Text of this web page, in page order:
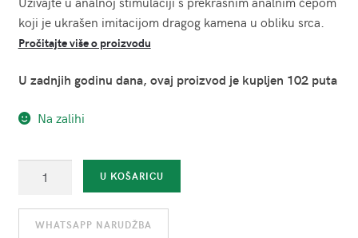
koji je ukrašen imitacijom dragog kamena u obliku srca.
Pročitajte više o proizvodu
U zadnjih godinu dana, ovaj proizvod je kupljen 102 puta
Na zalihi
mali
Rose
U KOŠARICU
WHATSAPP NARUDŽBA